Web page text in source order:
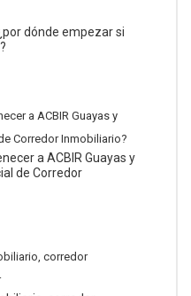
dónde empezar si
a ACBIR Guayas y
de Corredor